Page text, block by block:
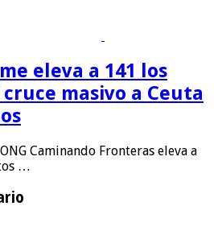
eleva a 141 los
masivo a Ceuta
Caminando Fronteras eleva a
…